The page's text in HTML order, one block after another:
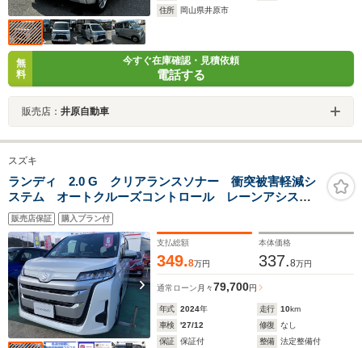
住所
岡山県井原市
無
料
今すぐ在庫確認・見積依頼
電話する
販売店： 井原自動車
スズキ
ランディ 2.0 G クリアランスソナー 衝突被害軽減シ
ステム オートクルーズコントロール レーンアシス
ト 両側電動スライドドア オートマチックハイビー
ム オートライト LEDヘッドランプ スマートキー
電動格納ミラー
販売店保証 購入プラン付
支払総額
349.8万円
本体価格
337.8万円
通常ローン 月々79,700円
年式 2024年 走行 10km
車検
'27/12 修復
なし
保証
保証付 整備
法定整備付